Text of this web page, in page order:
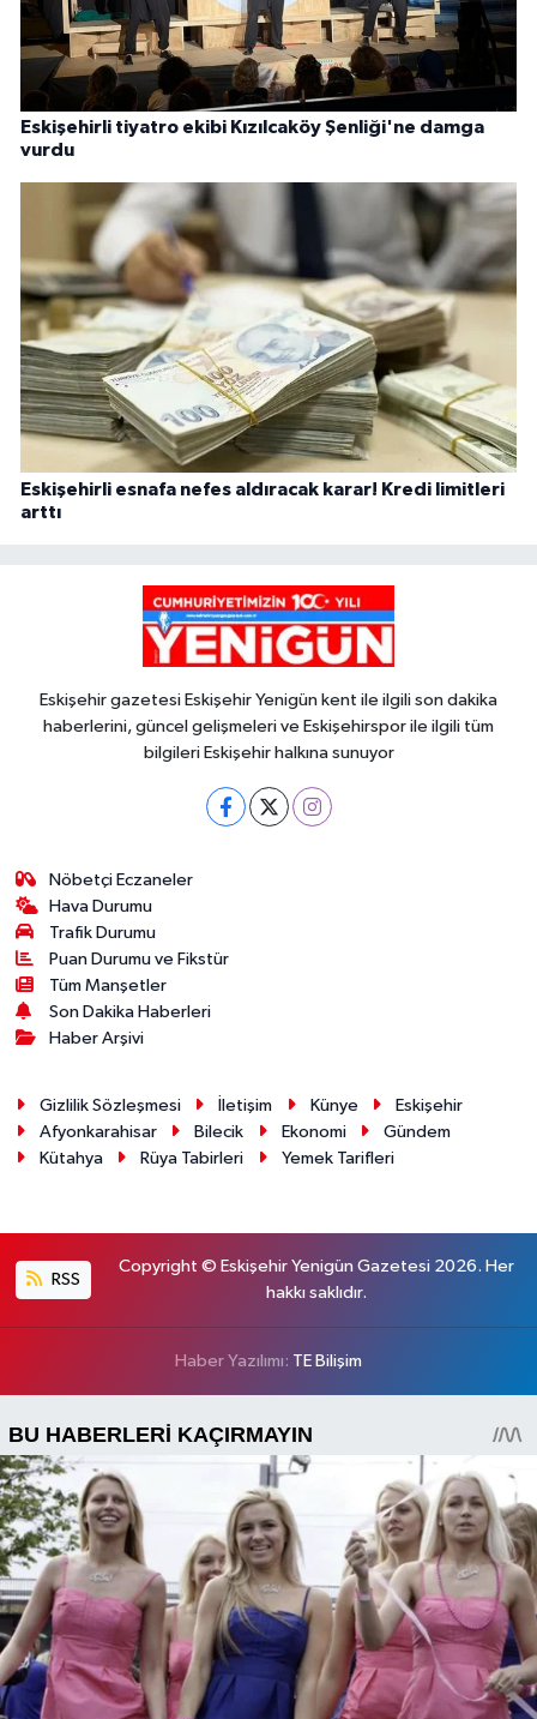
Eskişehirli tiyatro ekibi Kızılcaköy Şenliği'ne damga
vurdu
Eskişehirli esnafa nefes aldıracak karar! Kredi limitleri
arttı
Eskişehir gazetesi Eskişehir Yenigün kent ile ilgili son dakika
haberlerini, güncel gelişmeleri ve Eskişehirspor ile ilgili tüm
bilgileri Eskişehir halkına sunuyor
Nöbetçi Eczaneler
Hava Durumu
Trafik Durumu
Puan Durumu ve Fikstür
Tüm Manşetler
Son Dakika Haberleri
Haber Arşivi
Gizlilik Sözleşmesi İletişim Künye
Eskişehir
Afyonkarahisar
Bilecik Ekonomi
Gündem
Kütahya
Rüya Tabirleri Yemek Tarifleri
RSS
Copyright © Eskişehir Yenigün Gazetesi 2026. Her
hakkı saklıdır.
Haber Yazılımı: TE Bilişim